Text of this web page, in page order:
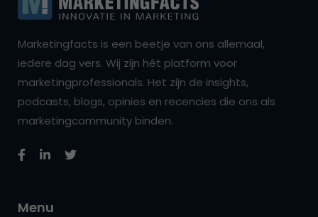
Marketingfacts is een beetje van ons allemaal,
iedere dag vers. Wij zijn hét platform voor
marketingprofessionals. Het zijn de insights,
podcasts, blogs, opinies en recencies die ons als
marketingcommunity binden.
Menu